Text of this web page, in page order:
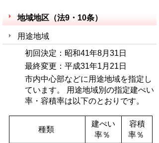
地域地区（法9・10条）
用途地域
初回決定：昭和41年8月31日
最終変更：平成31年1月21日
市内中心部などに用途地域を指定し
ています。 用途地域別の指定建ぺい
率・容積率は以下のとおりです。
種類
建ぺい
率％
容積
率％